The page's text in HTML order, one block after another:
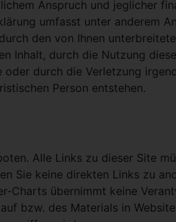
Anspruch und jeglicher
umfasst unter anderem
den von Ihnen
Inhalt, durch die Nutzung
oder durch die Verletzung
Person entstehen.
Alle Links zu dieser Site
Sie keine direkten Links zu
Charts übernimmt keine
bzw. des Materials in